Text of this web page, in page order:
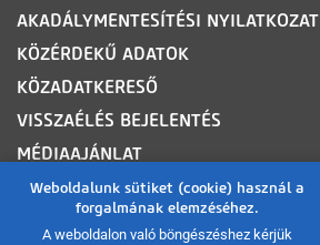
Weboldalunk sütiket (cookie) használ a
forgalmának elemzéséhez.
A weboldalon való böngészéshez kérjük
AKADÁLYMENTESÍTÉSI NYILATKOZAT
KÖZÉRDEKŰ ADATOK
KÖZADATKERESŐ
VISSZAÉLÉS BEJELENTÉS
MÉDIAAJÁNLAT
OLDALTÉRKÉP